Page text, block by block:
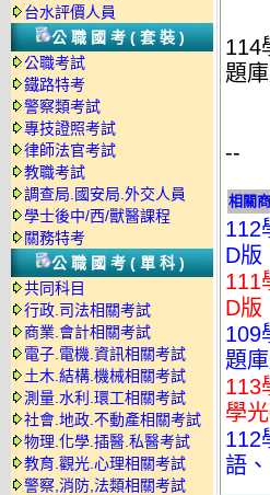
台水評價人員
公職國考(套裝)
公職考試
鐵路特考
警察類考試
專技證照考試
律師法官考試
教職考試
調查局.國安局.外交人員
學士後中/西/獸醫課程
關務特考
公職國考(單科)
共同科目
行政.司法相關考試
商業.會計相關考試
電子.電機.資訊相關考試
土木.結構.機械相關考試
測量.水利.環工相關考試
社會.地政.不動產相關考試
物理.化學.插醫.私醫考試
教育.觀光.心理相關考試
警察,消防,法類相關考試
114
題
--
相關
112
D版
111
D版
109
題
113
學
112
語